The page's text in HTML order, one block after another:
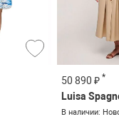
50 890 ₽ *
Luisa
В наличии: